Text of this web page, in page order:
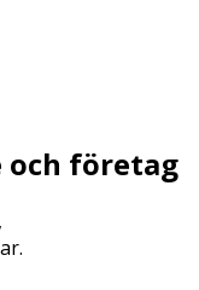
och företag